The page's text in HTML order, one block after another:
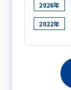
2026年
2022年